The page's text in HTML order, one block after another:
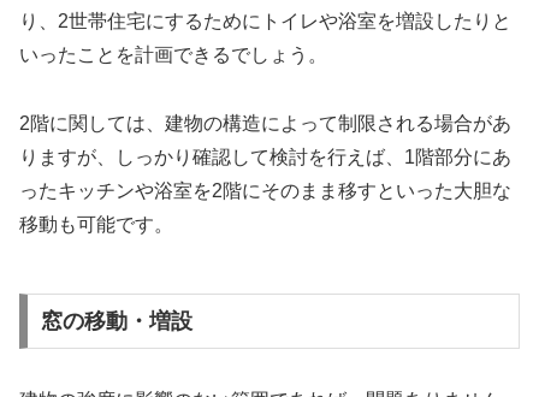
り、2世帯住宅にするためにトイレや浴室を増設したりと
いったことを計画できるでしょう。
2階に関しては、建物の構造によって制限される場合があ
りますが、しっかり確認して検討を行えば、1階部分にあ
ったキッチンや浴室を2階にそのまま移すといった大胆な
移動も可能です。
窓の移動・増設